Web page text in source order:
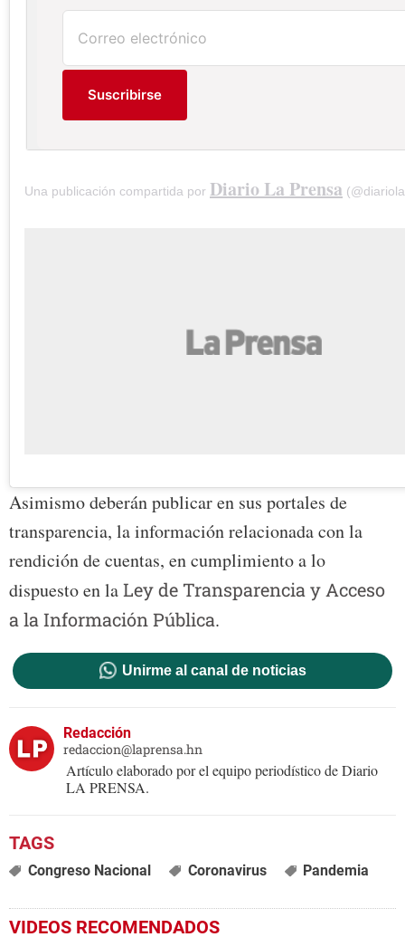
Suscribirse
Una publicación compartida por Diario La Prensa
Asimismo deberán publicar en sus portales de
transparencia, la información relacionada con la
rendición de cuentas, en cumplimiento a lo
dispuesto en laLey de Transparencia y Acceso
a la Información Pública.
Unirme al canal de noticias
Redacción
redaccion@laprensa.hn
Artículo elaborado por el equipo periodístico de Diario
LA PRENSA.
Congreso Nacional Coronavirus Pandemia
VIDEOS RECOMENDADOS